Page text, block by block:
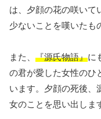
は、夕顔の花の咲いて
少ないことを嘆いたも
また、 『源氏物語』に
の君が愛した女性のひ
います。夕顔の死後、
女のことを思い出しま